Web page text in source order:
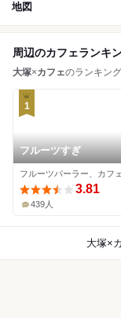
地図
周辺のカフェランキ
大塚×カフェのランキン
1
フルーツすぎ
フルーツパーラー、カフェ
3.81
439人
大塚×